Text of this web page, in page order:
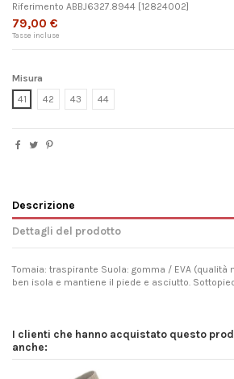
Riferimento ABBJ6327.8944 [12824002]
79,00 €
Tasse incluse
Misura
41
42 43 44
Descrizione
Dettagli del prodotto
Tomaia: traspirante Suola: gomma / EVA (qualità
ben isola e mantiene il piede e asciutto.
I clienti che hanno acquistato questo
anche: